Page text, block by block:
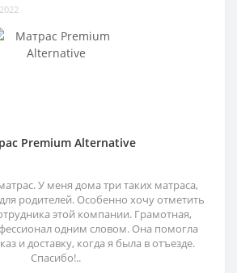
Premium Alternative
У меня дома три таких матраса,
родителей. Особенно хочу отметить
этой компании. Грамотная,
одним словом. Она помогла
и доставку, когда я была в отъезде.
Спасибо!..